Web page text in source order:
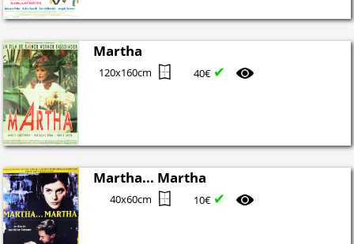
Martha
120x160cm 40€ ✔
Martha... Martha
40x60cm 10€ ✔